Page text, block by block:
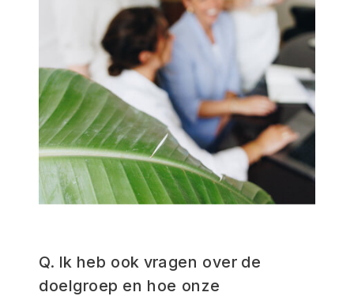
Q. Ik heb ook vragen over de
doelgroep en hoe onze